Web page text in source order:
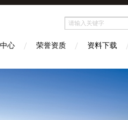
心 荣誉资质 资料下载